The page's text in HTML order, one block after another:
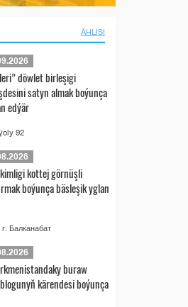
ÄHLISI
döwlet birleşigi
satyn almak boýunça
edýär
92
kottej görnüşli
boýunça bäsleşik yglan
Балканабат
buraw
kärendesi boýunça